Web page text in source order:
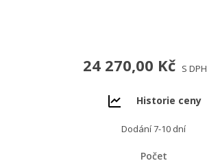
24 270,00 Kč S DPH
Historie ceny
Dodání 7-10 dní
Počet